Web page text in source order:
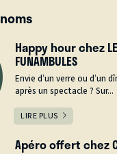
Happy hour chez
FUNAMBULES
Envie d’un verre ou d’un
après un spectacle ? Sur...
LIRE PLUS
Apéro offert chez